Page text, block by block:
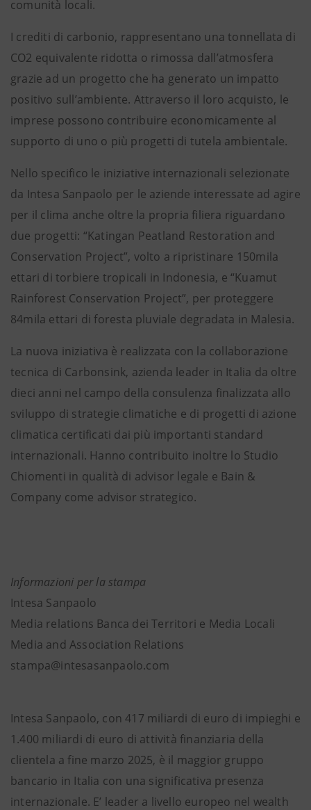
comunità locali.
I crediti di carbonio, rappresentano una tonnellata di
CO2 equivalente ridotta o rimossa dall’atmosfera
grazie ad un progetto che ha generato un impatto
positivo sull’ambiente. Attraverso il loro acquisto, le
imprese possono contribuire economicamente al
supporto di uno o più progetti di tutela ambientale.
Nello specifico le iniziative internazionali selezionate
da Intesa Sanpaolo per le aziende interessate ad agire
per il clima anche oltre la propria filiera riguardano
due progetti: “Katingan Peatland Restoration and
Conservation Project”, volto a ripristinare 150mila
ettari di torbiere tropicali in Indonesia, e “Kuamut
Rainforest Conservation Project”, per proteggere
84mila ettari di foresta pluviale degradata in Malesia.
La nuova iniziativa è realizzata con la collaborazione
tecnica di Carbonsink, azienda leader in Italia da oltre
dieci anni nel campo della consulenza finalizzata allo
sviluppo di strategie climatiche e di progetti di azione
climatica certificati dai più importanti standard
internazionali. Hanno contribuito inoltre lo Studio
Chiomenti in qualità di advisor legale e Bain &
Company come advisor strategico.
Informazioni per la stampa
Intesa Sanpaolo
Media relations Banca dei Territori e Media Locali
Media and Association Relations
stampa@intesasanpaolo.com
Intesa Sanpaolo, con 417 miliardi di euro di impieghi e
1.400 miliardi di euro di attività finanziaria della
clientela a fine marzo 2025, è il maggior gruppo
bancario in Italia con una significativa presenza
internazionale. E’ leader a livello europeo nel wealth